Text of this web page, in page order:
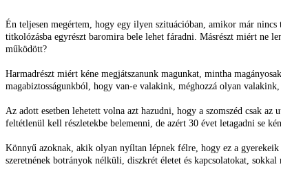
Én teljesen megértem, hogy egy ilyen szituációban, amikor már
titkolózásba egyrészt baromira bele lehet fáradni. Másrészt miért ne
működött?
Harmadrészt miért kéne megjátszanunk magunkat, mintha
magabiztosságunkból, hogy van-e valakink, méghozzá olyan
Az adott esetben lehetett volna azt hazudni, hogy a szomszéd csak
feltétlenül kell részletekbe belemenni, de azért 30 évet letagadni se
Könnyű azoknak, akik olyan nyíltan lépnek félre, hogy ez a
szeretnének botrányok nélküli, diszkrét életet és kapcsolatokat,